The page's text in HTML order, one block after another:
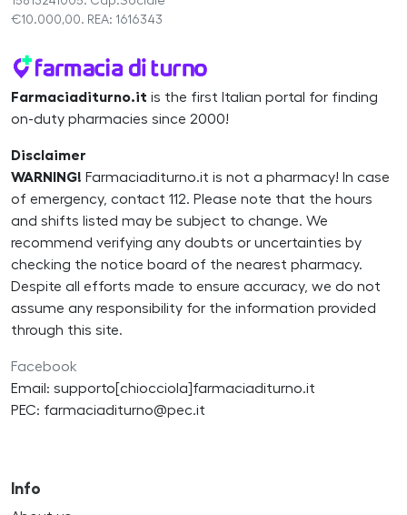
€10.000,00. REA: 1616343
Farmaciaditurno.it is the first Italian portal for finding
on-duty pharmacies since 2000!
Disclaimer
WARNING! Farmaciaditurno.it is not a pharmacy! In case
of emergency, contact 112. Please note that the hours
and shifts listed may be subject to change. We
recommend verifying any doubts or uncertainties by
checking the notice board of the nearest pharmacy.
Despite all efforts made to ensure accuracy, we do not
assume any responsibility for the information provided
through this site.
Facebook
Email: supporto[chiocciola]farmaciaditurno.it
PEC: farmaciaditurno@pec.it
Info